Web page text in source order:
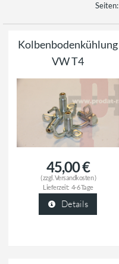
Seiten:
Kolbenbodenkühlung
VW T4
45,00 €
( zzgl. Versandkosten)
Lieferzeit: 4-6 Tage
Details